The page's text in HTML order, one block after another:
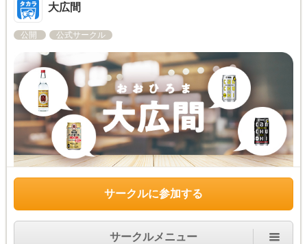
大広間
公開 公式サークル
サークルに参加する
サークルメニュー